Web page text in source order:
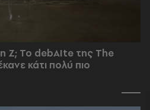
Z; Το debAIte της The
κάτι πολύ πιο